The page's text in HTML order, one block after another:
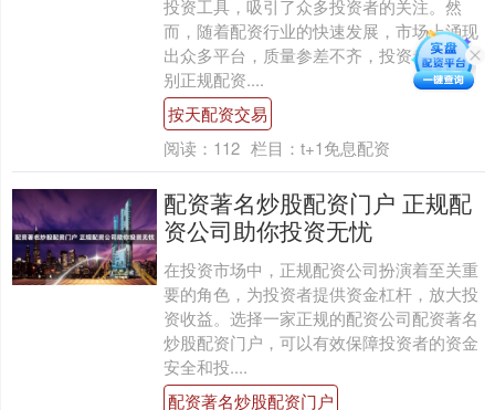
投资工具，吸引了众多投资者的关注。然
而，随着配资行业的快速发展，市场上涌现
出众多平台，质量参差不齐，投资者如何辨
别正规配资....
按天配资交易
阅读： 112 栏目： t+1免息配资
配资著名炒股配资门户 正规配
资公司助你投资无忧
在投资市场中，正规配资公司扮演着至关重
要的角色，为投资者提供资金杠杆，放大投
资收益。选择一家正规的配资公司配资著名
炒股配资门户，可以有效保障投资者的资金
安全和投....
配资著名炒股配资门户